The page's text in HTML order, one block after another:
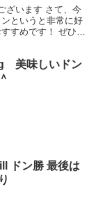
ざいます さて、今
というと非常に好
すめです！ ぜひ行
美味しいドン
ドン勝 最後は